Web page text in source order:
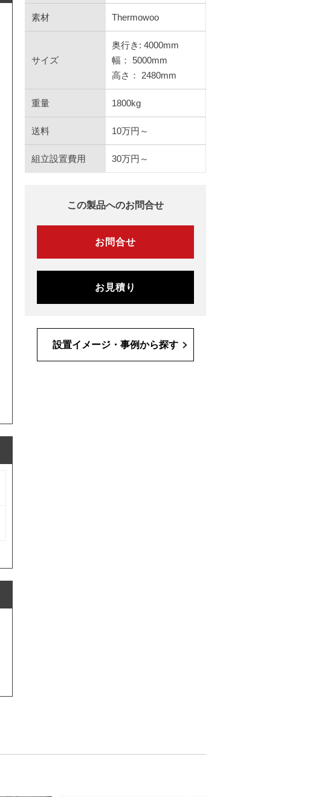
素材 Thermowoo
サイズ
奥行き: 4000mm
幅： 5000mm
高さ： 2480mm
重量 1800kg
送料 10万円～
組立設置費用 30万円～
この製品へのお問合せ
お問合せ
お見積り
設置イメージ・事例から探す